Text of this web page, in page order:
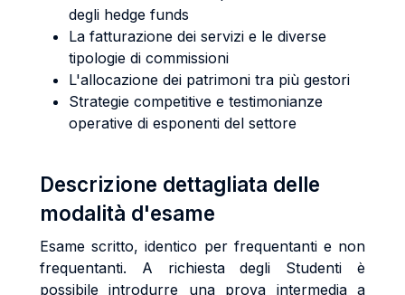
degli hedge funds
La fatturazione dei servizi e le diverse
tipologie di commissioni
L'allocazione dei patrimoni tra più gestori
Strategie competitive e testimonianze
operative di esponenti del settore
Descrizione dettagliata delle
modalità d'esame
Esame scritto, identico per frequentanti e non
frequentanti. A richiesta degli Studenti è
possibile introdurre una prova intermedia a